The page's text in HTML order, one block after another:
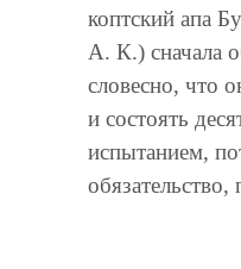
коптский апа
А. К.) сначала
словесно, что
и состоять
испытанием,